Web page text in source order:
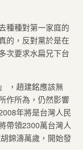
種種對第一家庭的
的，反對黨於是在
次要求水扁兄下台
，趙建銘應該無
作所為，仍然影響
年將是台灣人民
帶領2300萬台灣人
錦濤萬歲，開始發